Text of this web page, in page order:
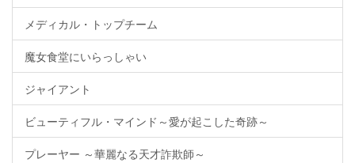
メディカル・トップチーム
魔女食堂にいらっしゃい
ジャイアント
ビューティフル・マインド～愛が起こした奇跡～
プレーヤー ～華麗なる天才詐欺師～